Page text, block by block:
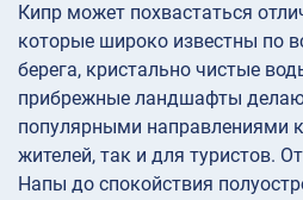
Кипр может похвастаться
которые широко известны по
берега, кристально чистые
прибрежные ландшафты
популярными направлениями
жителей, так и для туристов.
Напы до спокойствия